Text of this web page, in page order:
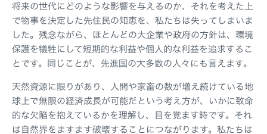
将来の世代にどのような影響を与えるのか、それを考えた上
で物事を決定した先住民の知恵を、私たちは失ってしまいま
した。残念ながら、ほとんどの大企業や政府の方針は、環境
保護を犠牲にして短期的な利益や個人的な利益を追求するこ
とです。同じことが、先進国の大多数の人々にも言えます。
天然資源に限りがあり、人間や家畜の数が増え続けている地
球上で無限の経済成長が可能だという考え方が、いかに致命
的な欠陥を抱えているかを理解し、目を覚ます時です。それ
は自然界をますます破壊することにつながります。私たちは